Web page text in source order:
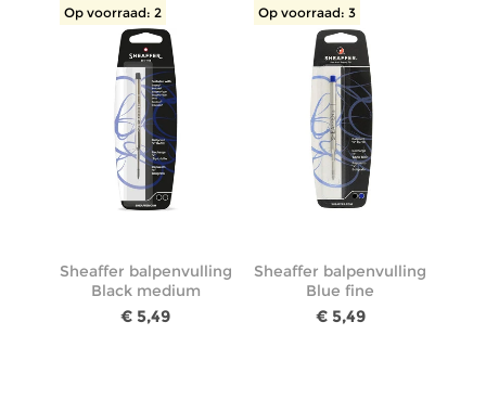
Op voorraad: 2
Sheaffer balpenvulling
Black medium
€ 5,49
Op voorraad: 3
Sheaffer balpenvulling
Blue fine
€ 5,49